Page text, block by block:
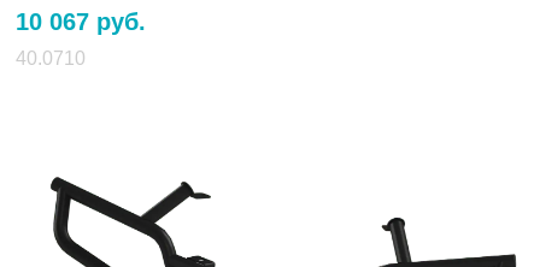
10 067 руб.
40.0710